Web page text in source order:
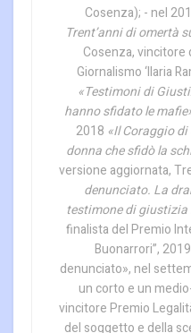
Cosenza); - nel
Trent’anni di omertà
Cosenza, vincitore
Giornalismo ‘Ilaria
«Testimoni di
hanno sfidato le
2018 «Il Coraggio
donna che sfidò la
versione aggiornata,
denunciato. La
testimone di
finalista del Premio
Buonarrori”,
denunciato», nel
un corto e un
vincitore Premio
del soggetto e della